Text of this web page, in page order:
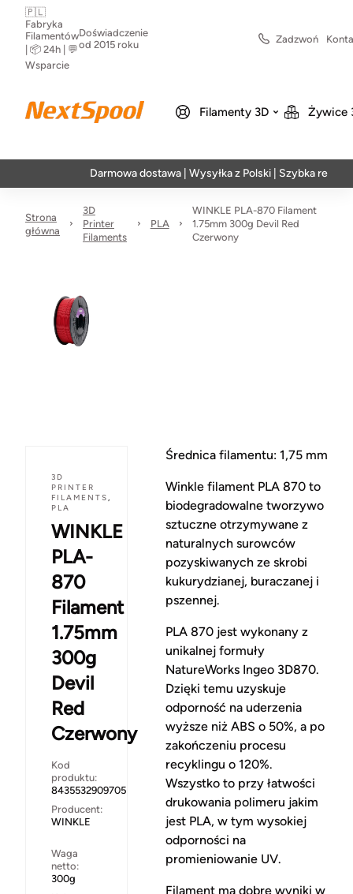
🇵🇱
Fabryka
Filamentów
| 📦 24h | 💬
Wsparcie
Doświadczenie
od 2015 roku
Zadzwoń
Filamenty 3D Żywice
Darmowa dostawa | Wysyłka z Polski | Szybka realizacja w
Strona
główna
3D
Printer
Filaments
PLA
WINKLE PLA-870 Filament
1.75mm 300g Devil Red
Czerwony
3D
PRINTER
FILAMENTS,
PLA
WINKLE
PLA-
870
Filament
1.75mm
300g
Devil
Red
Czerwony
Kod
produktu:
8435532909705
Producent:
WINKLE
Waga
netto:
300g
Średnica filamentu: 1,75 mm
Winkle filament PLA 870 to
biodegradowalne tworzywo
sztuczne otrzymywane z
naturalnych surowców
pozyskiwanych ze skrobi
kukurydzianej, buraczanej i
pszennej.
PLA 870 jest wykonany z
unikalnej formuły
NatureWorks Ingeo 3D870.
Dzięki temu uzyskuje
odporność na uderzenia
wyższe niż ABS o 50%, a po
zakończeniu procesu
recyklingu o 120%.
Wszystko to przy łatwości
drukowania polimeru jakim
jest PLA, w tym wysokiej
odporności na
promieniowanie UV.
Filament ma dobre wyniki w